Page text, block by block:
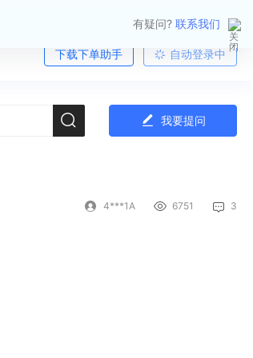
有疑问? 联系我们
下载下单助手 自动登录中
我要提问
4***1A 6751 3